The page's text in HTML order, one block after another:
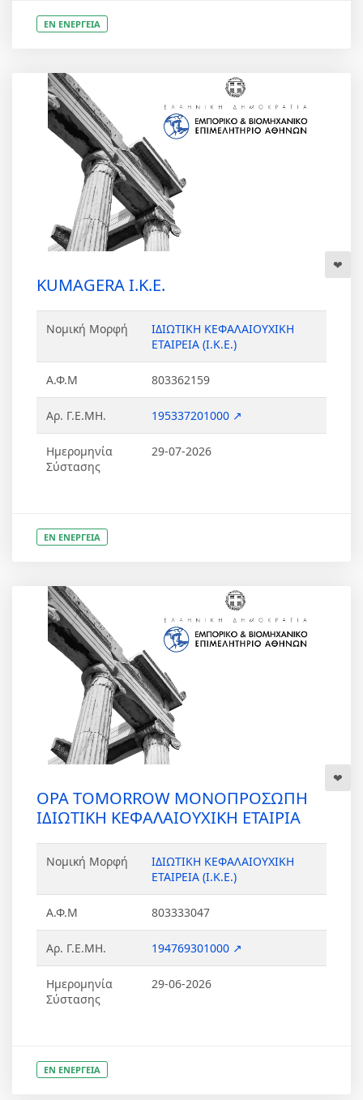
ΕΝ ΕΝΕΡΓΕΙΑ
KUMAGERA Ι.Κ.Ε.
Νομική Μορφή
ΙΔΙΩΤΙΚΗ ΚΕΦΑΛΑΙΟΥΧΙΚΗ
ΕΤΑΙΡΕΙΑ (Ι.Κ.Ε.)
Α.Φ.Μ 803362159
Αρ. Γ.Ε.ΜΗ. 195337201000 ↗
Ημερομηνία
Σύστασης
29-07-2026
ΕΝ ΕΝΕΡΓΕΙΑ
OPA TOMORROW ΜΟΝΟΠΡΟΣΩΠΗ
ΙΔΙΩΤΙΚΗ ΚΕΦΑΛΑΙΟΥΧΙΚΗ ΕΤΑΙΡΙΑ
Νομική Μορφή
ΙΔΙΩΤΙΚΗ ΚΕΦΑΛΑΙΟΥΧΙΚΗ
ΕΤΑΙΡΕΙΑ (Ι.Κ.Ε.)
Α.Φ.Μ 803333047
Αρ. Γ.Ε.ΜΗ. 194769301000 ↗
Ημερομηνία
Σύστασης
29-06-2026
ΕΝ ΕΝΕΡΓΕΙΑ